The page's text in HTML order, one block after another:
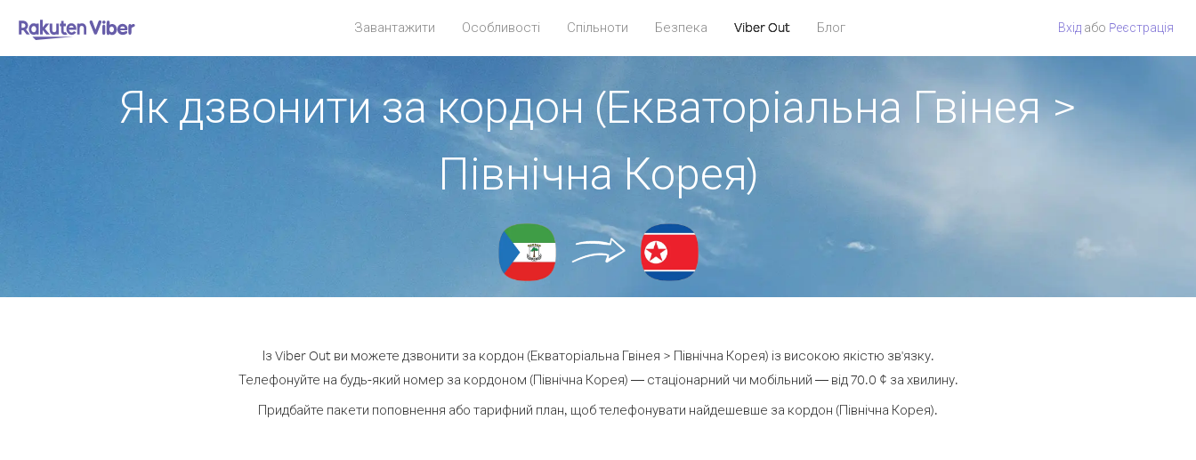
Завантажити Особливості Спільноти Безпека Viber Out Блог Вхід або Pеєстрація
Як дзвонити за кордон (Екваторіальна Гвінея >
Північна Корея)
Із Viber Out ви можете дзвонити за кордон (Екваторіальна Гвінея > Північна Корея) із високою якістю зв'язку.
Телефонуйте на будь-який номер за кордоном (Північна Корея) — стаціонарний чи мобільний — від 70.0 ¢ за хвилину.
Придбайте пакети поповнення або тарифний план, щоб телефонувати найдешевше за кордон (Північна Корея).